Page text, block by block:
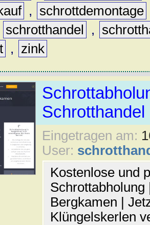
, schrottdemontage
schrotthandel ,
, zink
Schrotthandel
Eingetragen am:
User:
Kostenlose und
Bergkamen |
Klüngelskerlen